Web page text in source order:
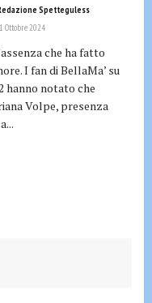
Spetteguless
Ottobre 2024
che ha fatto
I fan di BellaMa’ su
hanno notato che
Volpe, presenza